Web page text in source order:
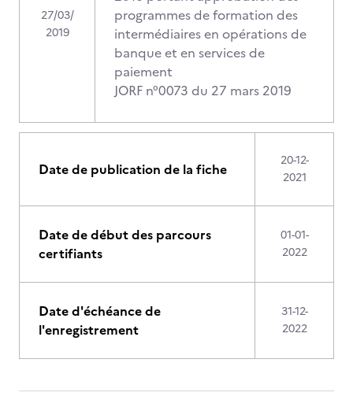
27/03/
2019
programmes de formation des
intermédiaires en opérations de
banque et en services de
paiement
JORF n°0073 du 27 mars 2019
Date de publication de la fiche
20-12-
2021
Date de début des parcours
certifiants
01-01-
2022
Date d'échéance de
l'enregistrement
31-12-
2022